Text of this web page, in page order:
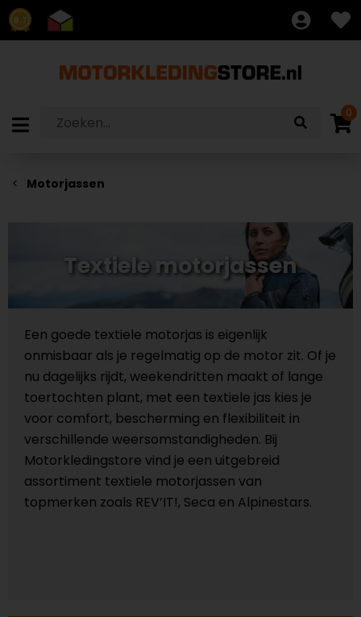
8.7
0
Motorjassen
Textiele motorjassen
Een goede textiele motorjas is eigenlijk
onmisbaar als je regelmatig op de motor zit. Of je
nu dagelijks rijdt, weekendritten maakt of lange
toertochten plant, met een textiele jas kies je
voor comfort, bescherming en flexibiliteit in
verschillende weersomstandigheden. Bij
Motorkledingstore vind je een uitgebreid
assortiment textiele motorjassen van
topmerken zoals REV’IT!, Seca en Alpinestars.